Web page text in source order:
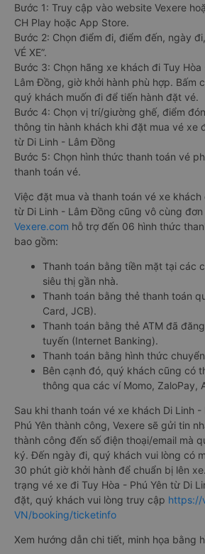
Bước 1: Truy cập vào website Vexere
CH Play hoặc App Store.
Bước 2: Chọn điểm đi, điểm đến, ngày
VÉ XE”.
Bước 3: Chọn hãng xe khách đi Tuy
Lâm Đồng, giờ khởi hành phù hợp. Bấm
quý khách muốn đi để tiến hành đặt vé.
Bước 4: Chọn vị trí/giường ghế, điểm
thông tin hành khách khi đặt mua vé xe
từ Di Linh - Lâm Đồng
Bước 5: Chọn hình thức thanh toán vé
thanh toán vé.
Việc đặt mua và thanh toán vé xe khách
từ Di Linh - Lâm Đồng cũng vô cùng
Vexere.com hỗ trợ đến 06 hình thức
bao gồm:
Thanh toán bằng tiền mặt tại các
siêu thị gần nhà.
Thanh toán bằng thẻ thanh toán
Card, JCB).
Thanh toán bằng thẻ ATM đã
tuyến (Internet Banking).
Thanh toán bằng hình thức
Bên cạnh đó, quý khách cũng có
thông qua các ví Momo, ZaloPay,
Sau khi thanh toán vé xe khách Di Linh
Phú Yên thành công, Vexere sẽ gửi tin
thành công đến số điện thoại/email mà
ký. Đến ngày đi, quý khách vui lòng có
30 phút giờ khởi hành để chuẩn bị lên
trạng vé xe đi Tuy Hòa - Phú Yên từ Di
đặt, quý khách vui lòng truy cập https://
VN/booking/ticketinfo
Xem hướng dẫn chi tiết, minh họa bằng